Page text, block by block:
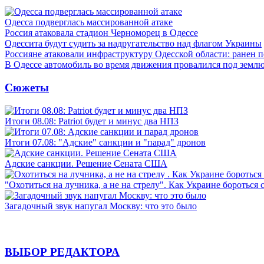
Одесса подверглась массированной атаке
Россия атаковала стадион Черноморец в Одессе
Одессита будут судить за надругательство над флагом Украины
Россияне атаковали инфраструктуру Одесской области: ранен
В Одессе автомобиль во время движения провалился под
Сюжеты
Итоги 08.08: Patriot будет и минус два НПЗ
Итоги 07.08: "Адские" санкции и "парад" дронов
Адские санкции. Решение Сената США
"Охотиться на лучника, а не на стрелу". Как Украине бороться
Загадочный звук напугал Москву: что это было
ВЫБОР РЕДАКТОРА